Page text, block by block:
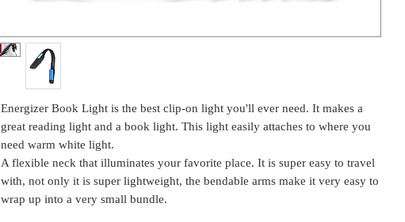
Energizer Book Light is the best clip-on light you'll ever need. It makes a
great reading light and a book light. This light easily attaches to where you
need warm white light.
A flexible neck that illuminates your favorite place. It is super easy to travel
with, not only it is super lightweight, the bendable arms make it very easy to
wrap up into a very small bundle.